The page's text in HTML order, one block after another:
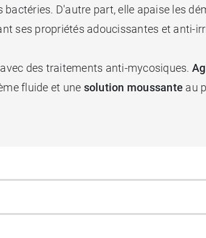
D'autre part, elle apaise les
ses propriétés adoucissantes et anti-
des traitements anti-mycosiques.
fluide et une solution moussante au